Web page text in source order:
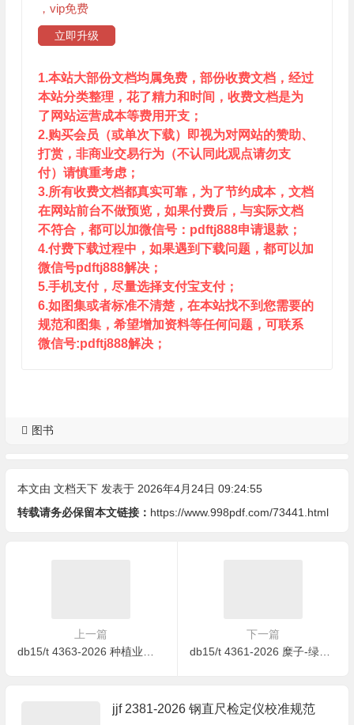
，vip免费
立即升级
1.本站大部份文档均属免费，部份收费文档，经过
本站分类整理，花了精力和时间，收费文档是为
了网站运营成本等费用开支；
2.购买会员（或单次下载）即视为对网站的赞助、
打赏，非商业交易行为（不认同此观点请勿支
付）请慎重考虑；
3.所有收费文档都真实可靠，为了节约成本，文档
在网站前台不做预览，如果付费后，与实际文档
不符合，都可以加微信号：pdftj888申请退款；
4.付费下载过程中，如果遇到下载问题，都可以加
微信号pdftj888解决；
5.手机支付，尽量选择支付宝支付；
6.如图集或者标准不清楚，在本站找不到您需要的
规范和图集，希望增加资料等任何问题，可联系
微信号:pdftj888解决；
图书
本文由 文档天下发表于 2026年4月24日 09:24:55
转载请务必保留本文链接： https://www.998pdf.com/73441.html
上一篇
下一篇
db15/t 4361-2026 糜子-绿豆条带复合种植技术规程
jjf 2381-2026 钢直尺检定仪校准规范